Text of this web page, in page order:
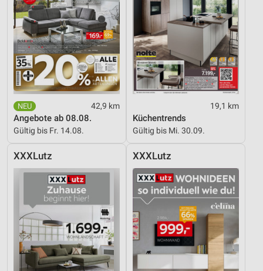
42,9 km
Angebote ab 08.08.
Gültig bis Fr. 14.08.
19,1 km
Küchentrends
Gültig bis Mi. 30.09.
XXXLutz XXXLutz